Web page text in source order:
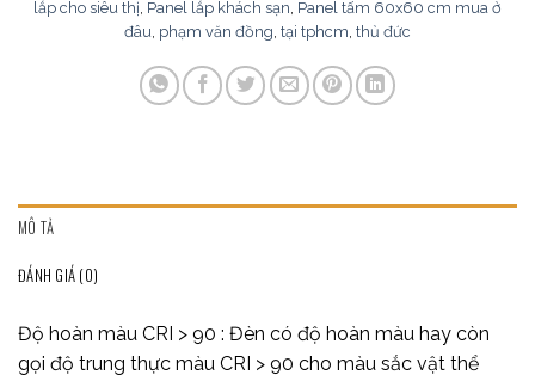
lắp cho siêu thị, Panel lắp khách sạn, Panel tấm 60x60 cm mua ở
đâu, phạm văn đồng, tại tphcm, thủ đức
MÔ TẢ
ĐÁNH GIÁ (0)
Độ hoàn màu CRI > 90 : Đèn có độ hoàn màu hay còn
gọi độ trung thực màu CRI > 90 cho màu sắc vật thể